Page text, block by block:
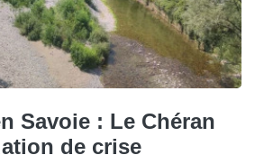
Savoie : Le Chéran
de crise